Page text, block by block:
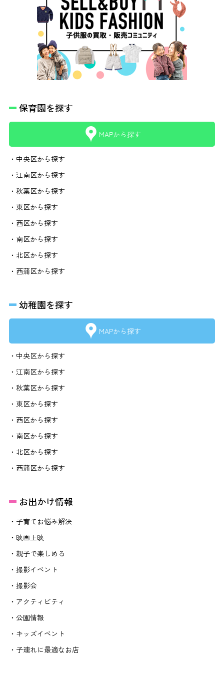
保育園を探す
MAPから探す
・中央区から探す
・江南区から探す
・秋葉区から探す
・東区から探す
・西区から探す
・南区から探す
・北区から探す
・西蒲区から探す
幼稚園を探す
MAPから探す
・中央区から探す
・江南区から探す
・秋葉区から探す
・東区から探す
・西区から探す
・南区から探す
・北区から探す
・西蒲区から探す
お出かけ情報
・子育てお悩み解決
・映画上映
・親子で楽しめる
・撮影イベント
・撮影会
・アクティビティ
・公園情報
・キッズイベント
・子連れに最適なお店